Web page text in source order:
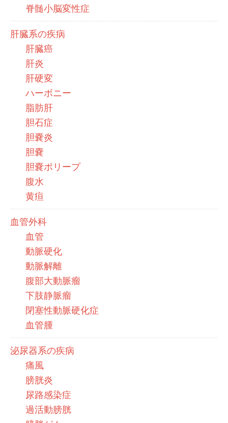
脊髄小脳変性症
肝臓系の疾病
肝臓癌
肝炎
肝硬変
ハーボニー
脂肪肝
胆石症
胆嚢炎
胆嚢
胆嚢ポリープ
腹水
黄疸
血管外科
血管
動脈硬化
動脈解離
腹部大動脈瘤
下肢静脈瘤
閉塞性動脈硬化症
血管腫
泌尿器系の疾病
痛風
膀胱炎
尿路感染症
過活動膀胱